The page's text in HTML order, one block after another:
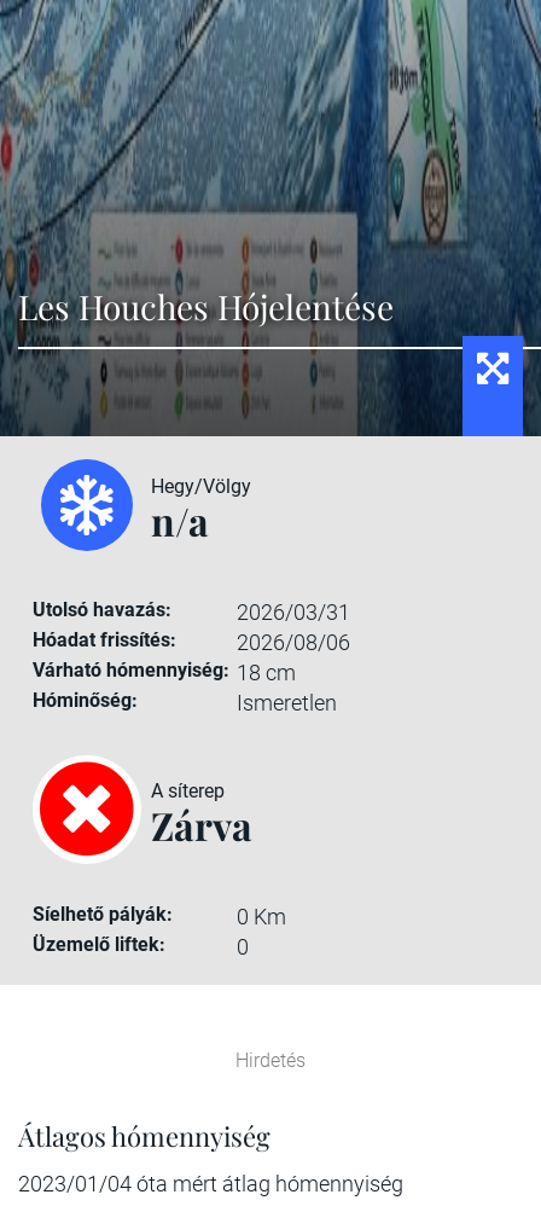
Les Houches Hójelentése
Hegy/Völgy
n/a
Utolsó havazás: 2026/03/31
Hóadat frissítés: 2026/08/06
Várható hómennyiség: 18 cm
Hóminőség: Ismeretlen
A síterep
Zárva
Síelhető pályák: 0 Km
Üzemelő liftek: 0
Hirdetés
Átlagos hómennyiség
2023/01/04 óta mért átlag hómennyiség